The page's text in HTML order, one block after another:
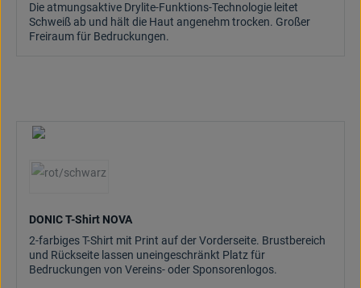
Die atmungsaktive Drylite-Funktions-Technologie leitet
Schweiß ab und hält die Haut angenehm trocken. Großer
Freiraum für Bedruckungen.
DONIC T-Shirt NOVA
2-farbiges T-Shirt mit Print auf der Vorderseite. Brustbereich
und Rückseite lassen uneingeschränkt Platz für
Bedruckungen von Vereins- oder Sponsorenlogos.